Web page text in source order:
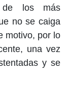
de los más
no se caiga
motivo, por lo
una vez
y se